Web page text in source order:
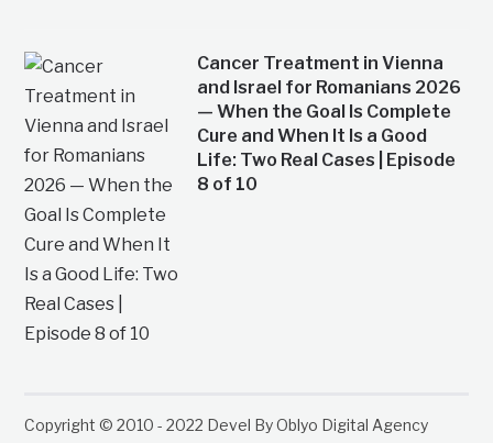
Cancer Treatment in Vienna
and Israel for Romanians 2026
— When the Goal Is Complete
Cure and When It Is a Good
Life: Two Real Cases | Episode
8 of 10
Copyright © 2010 - 2022 Devel By Oblyo Digital Agency